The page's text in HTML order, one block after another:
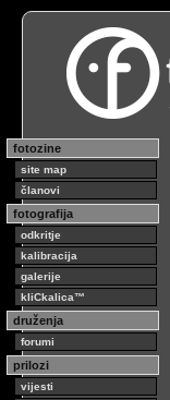
fotozine
site map
članovi
fotografija
odkritje
kalibracija
galerije
kliCkalica™
druženja
forumi
prilozi
vijesti